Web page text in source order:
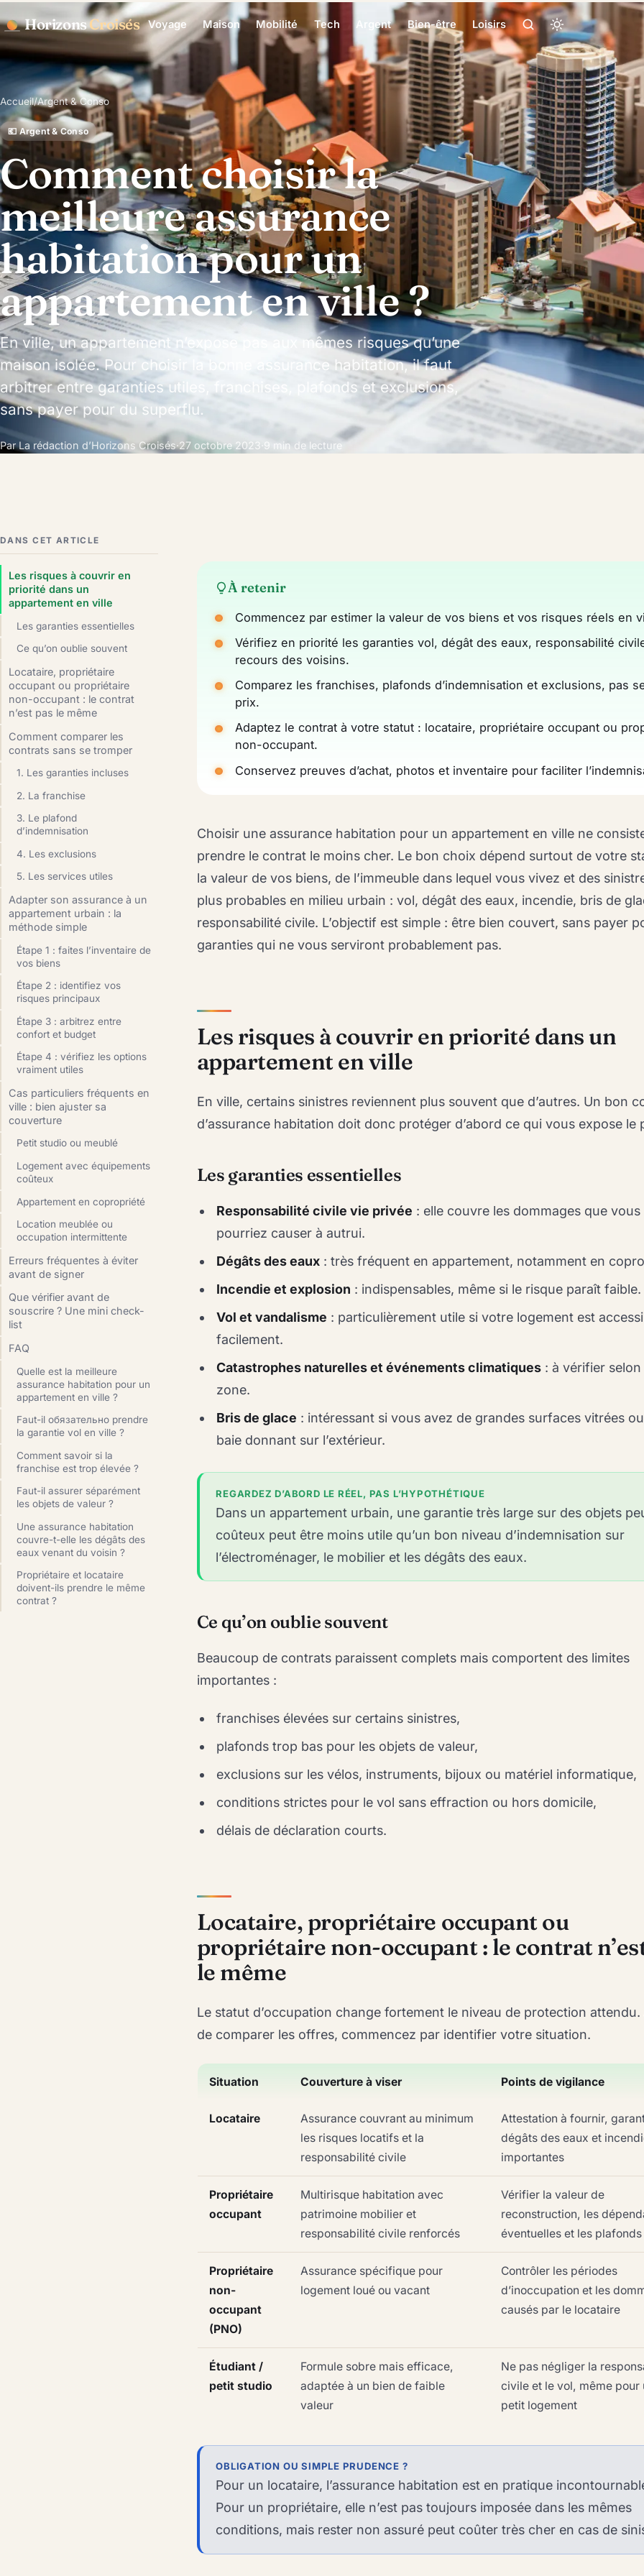
HorizonsCroisés Voyage Maison Mobilité Tech Argent Bien-être Loisirs
Accueil/Argent & Conso
💶 Argent & Conso
Comment choisir la
meilleure assurance
habitation pour un
appartement en ville ?
En ville, un appartement n’expose pas aux mêmes risques qu’une
maison isolée. Pour choisir la bonne assurance habitation, il faut
arbitrer entre garanties utiles, franchises, plafonds et exclusions,
sans payer pour du superflu.
Par La rédaction d’Horizons Croisés·27 octobre 2023·9 min de lecture
DANS CET ARTICLE
Les risques à couvrir en
priorité dans un
appartement en ville
Les garanties essentielles
Ce qu’on oublie souvent
Locataire, propriétaire
occupant ou propriétaire
non-occupant : le contrat
n’est pas le même
Comment comparer les
contrats sans se tromper
1. Les garanties incluses
2. La franchise
3. Le plafond
d’indemnisation
4. Les exclusions
5. Les services utiles
Adapter son assurance à un
appartement urbain : la
méthode simple
Étape 1 : faites l’inventaire de
vos biens
Étape 2 : identifiez vos
risques principaux
Étape 3 : arbitrez entre
confort et budget
Étape 4 : vérifiez les options
vraiment utiles
Cas particuliers fréquents en
ville : bien ajuster sa
couverture
Petit studio ou meublé
Logement avec équipements
coûteux
Appartement en copropriété
Location meublée ou
occupation intermittente
Erreurs fréquentes à éviter
avant de signer
Que vérifier avant de
souscrire ? Une mini check-
list
FAQ
Quelle est la meilleure
assurance habitation pour un
appartement en ville ?
Faut-il обязательно prendre
la garantie vol en ville ?
Comment savoir si la
franchise est trop élevée ?
Faut-il assurer séparément
les objets de valeur ?
Une assurance habitation
couvre-t-elle les dégâts des
eaux venant du voisin ?
Propriétaire et locataire
doivent-ils prendre le même
contrat ?
À retenir
Commencez par estimer la valeur de vos biens et vos risques réels en
Vérifiez en priorité les garanties vol, dégât des eaux, responsabilité
recours des voisins.
Comparez les franchises, plafonds d’indemnisation et exclusions, pas
prix.
Adaptez le contrat à votre statut : locataire, propriétaire occupant ou
non-occupant.
Conservez preuves d’achat, photos et inventaire pour faciliter
Choisir une assurance habitation pour un appartement en ville ne
prendre le contrat le moins cher. Le bon choix dépend surtout de votre
la valeur de vos biens, de l’immeuble dans lequel vous vivez et des
plus probables en milieu urbain : vol, dégât des eaux, incendie, bris de
responsabilité civile. L’objectif est simple : être bien couvert, sans payer
garanties qui ne vous serviront probablement pas.
Les risques à couvrir en priorité dans un
appartement en ville
En ville, certains sinistres reviennent plus souvent que d’autres. Un bon
d’assurance habitation doit donc protéger d’abord ce qui vous expose le
Les garanties essentielles
Responsabilité civile vie privée : elle couvre les dommages que vous
pourriez causer à autrui.
Dégâts des eaux: très fréquent en appartement, notamment en
Incendie et explosion : indispensables, même si le risque paraît faible.
Vol et vandalisme : particulièrement utile si votre logement est
facilement.
Catastrophes naturelles et événements climatiques: à vérifier selon
zone.
Bris de glace : intéressant si vous avez de grandes surfaces vitrées
baie donnant sur l’extérieur.
REGARDEZ D’ABORD LE RÉEL, PAS L’HYPOTHÉTIQUE
Dans un appartement urbain, une garantie très large sur des objets
coûteux peut être moins utile qu’un bon niveau d’indemnisation sur
l’électroménager, le mobilier et les dégâts des eaux.
Ce qu’on oublie souvent
Beaucoup de contrats paraissent complets mais comportent des limites
importantes :
franchises élevées sur certains sinistres,
plafonds trop bas pour les objets de valeur,
exclusions sur les vélos, instruments, bijoux ou matériel informatique,
conditions strictes pour le vol sans effraction ou hors domicile,
délais de déclaration courts.
Locataire, propriétaire occupant ou
propriétaire non-occupant : le contrat
le même
Le statut d’occupation change fortement le niveau de protection attendu.
de comparer les offres, commencez par identifier votre situation.
Situation Couverture à viser Points de vigilance
Locataire
Assurance couvrant au minimum
les risques locatifs et la
responsabilité civile
Attestation à fournir,
dégâts des eaux et
importantes
Propriétaire
occupant
Multirisque habitation avec
patrimoine mobilier et
responsabilité civile renforcés
Vérifier la valeur de
reconstruction, les
éventuelles et les plafonds
Propriétaire
non-
occupant
(PNO)
Assurance spécifique pour
logement loué ou vacant
Contrôler les périodes
d’inoccupation et les
causés par le locataire
Étudiant /
petit studio
Formule sobre mais efficace,
adaptée à un bien de faible
valeur
Ne pas négliger la
civile et le vol, même pour
petit logement
OBLIGATION OU SIMPLE PRUDENCE ?
Pour un locataire, l’assurance habitation est en pratique
Pour un propriétaire, elle n’est pas toujours imposée dans les mêmes
conditions, mais rester non assuré peut coûter très cher en cas de